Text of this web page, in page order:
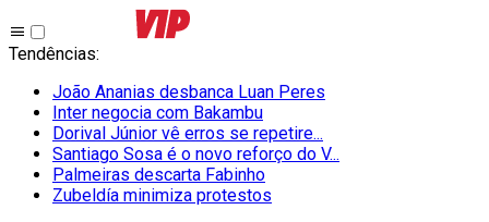
Tendências:
João Ananias desbanca Luan Peres
Inter negocia com Bakambu
Dorival Júnior vê erros se repetire...
Santiago Sosa é o novo reforço do V...
Palmeiras descarta Fabinho
Zubeldía minimiza protestos